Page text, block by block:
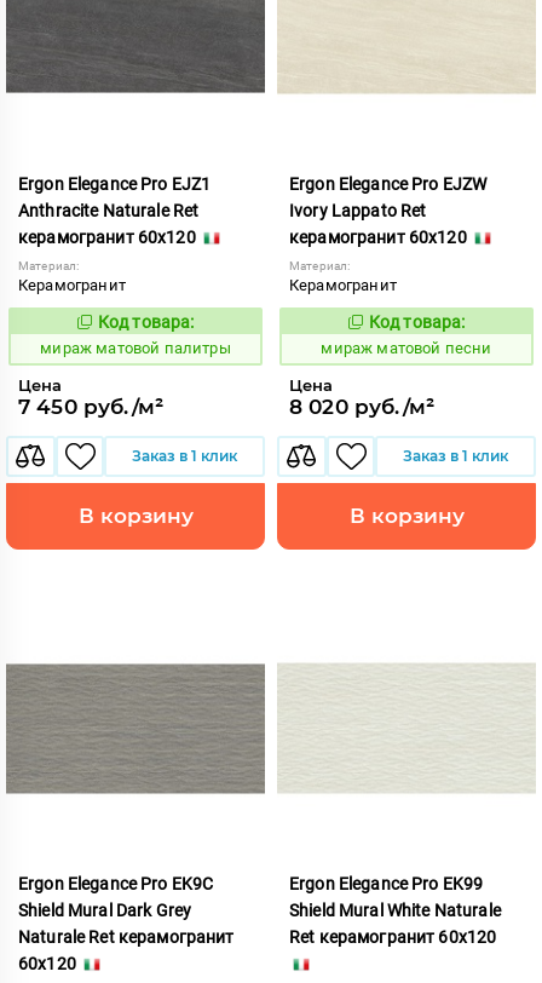
Ergon Elegance Pro EJZ1
Anthracite Naturale Ret
керамогранит 60x120
Материал:
Керамогранит
991066
Код товара:
мираж матовой палитры
Цена
7 450 руб./м²
Заказ в 1 клик
В корзину
Ergon Elegance Pro EJZW
Ivory Lappato Ret
керамогранит 60x120
Материал:
Керамогранит
991069
Код товара:
мираж матовой песни
Цена
8 020 руб./м²
Заказ в 1 клик
В корзину
Ergon Elegance Pro EK9C
Shield Mural Dark Grey
Naturale Ret керамогранит
60x120
Ergon Elegance Pro EK99
Shield Mural White Naturale
Ret керамогранит 60x120